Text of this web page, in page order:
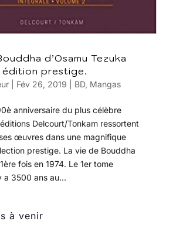
d’Osamu Tezuka
prestige.
| Fév 26, 2019 BD, Mangas
anniversaire du plus célèbre
Delcourt/Tonkam ressortent
œuvres dans une magnifique
prestige. La vie de Bouddha
fois en 1974. Le 1er tome
a 3500 ans au...
à venir